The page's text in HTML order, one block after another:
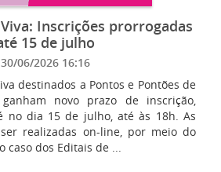
Inscrições prorrogadas
15 de julho
30/06/2026 16:16
destinados a Pontos e Pontões de
novo prazo de inscrição,
no dia 15 de julho, até às 18h. As
realizadas on-line, por meio do
caso dos Editais de ...